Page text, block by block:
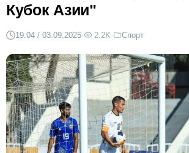
Кубок Азии"
19:04 / 03.09.2025· 2.2K· Спорт